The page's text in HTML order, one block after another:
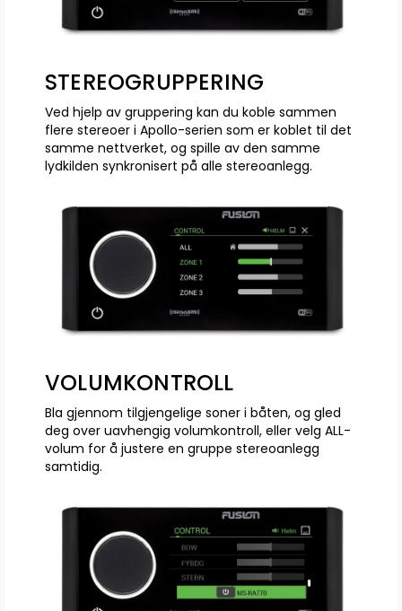
STEREOGRUPPERING
Ved hjelp av gruppering kan du koble sammen
flere stereoer i Apollo-serien som er koblet til det
samme nettverket, og spille av den samme
lydkilden synkronisert på alle stereoanlegg.
VOLUMKONTROLL
Bla gjennom tilgjengelige soner i båten, og gled
deg over uavhengig volumkontroll, eller velg ALL-
volum for å justere en gruppe stereoanlegg
samtidig.